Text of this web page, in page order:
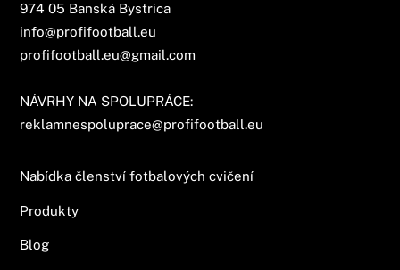
974 05 Banská Bystrica
info@profifootball.eu
profifootball.eu@gmail.com
NÁVRHY NA SPOLUPRÁCE:
reklamnespoluprace@profifootball.eu
Nabídka členství fotbalových cvičení
Produkty
Blog